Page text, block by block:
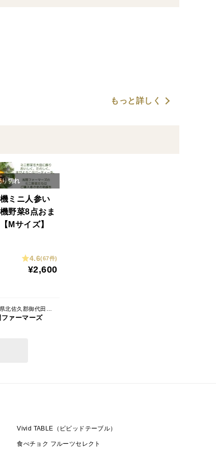
もっと詳しく
ミニ人参い
野菜8点おま
Mサイズ】
4.6(67件)
¥2,600
長野県北佐久郡御代田町馬瀬口
ファーマーズ
Vivid TABLE（ビビッドテーブル）
食べチョク フルーツセレクト